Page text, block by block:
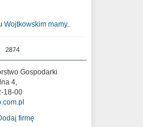
Wojtkowskim mamy..
2874
Gospodarki
4,
18-00
firmę